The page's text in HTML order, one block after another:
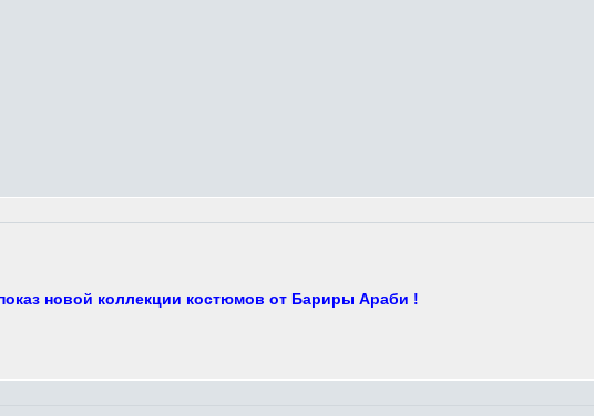
новой коллекции костюмов от Бариры Араби !